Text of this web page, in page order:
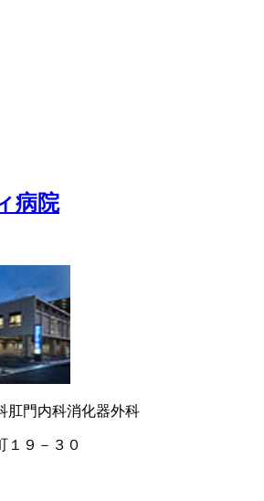
病院
肛門内科消化器外科
１９－３０